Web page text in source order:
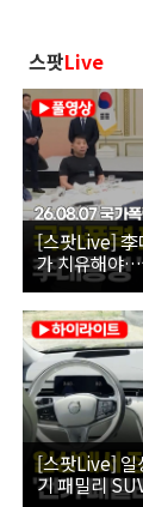
스팟Live
[스팟Live] 李
가 치유해야
26.08.07 국
[스팟Live] 일
기 패밀리